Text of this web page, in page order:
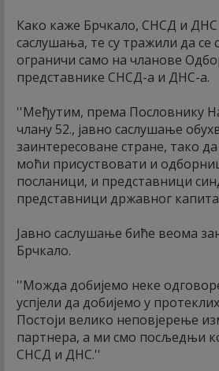
Како каже Брчкало, СНСД и ДНС
саслушања, те су тражили да се
ограничи само на чланове
представнике СНСД-а и ДНС-а.
''Међутим, према Пословнику
члану 52., јавно саслушање
заинтересоване стране, тако
моћи присуствовати и
посланици, и представници
представници државног
Јавно саслушање биће веома
Брчкало.
''Можда добијемо неке
успјели да добијемо у
Постоји велико неповјерење
партнера, а ми смо посљедњи
СНСД и ДНС.''